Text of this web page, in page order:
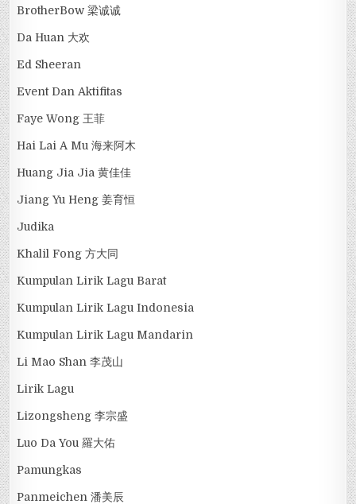
BrotherBow 梁诚诚
Da Huan 大欢
Ed Sheeran
Event Dan Aktifitas
Faye Wong 王菲
Hai Lai A Mu 海来阿木
Huang Jia Jia 黄佳佳
Jiang Yu Heng 姜育恒
Judika
Khalil Fong 方大同
Kumpulan Lirik Lagu Barat
Kumpulan Lirik Lagu Indonesia
Kumpulan Lirik Lagu Mandarin
Li Mao Shan 李茂山
Lirik Lagu
Lizongsheng 李宗盛
Luo Da You 羅大佑
Pamungkas
Panmeichen 潘美辰